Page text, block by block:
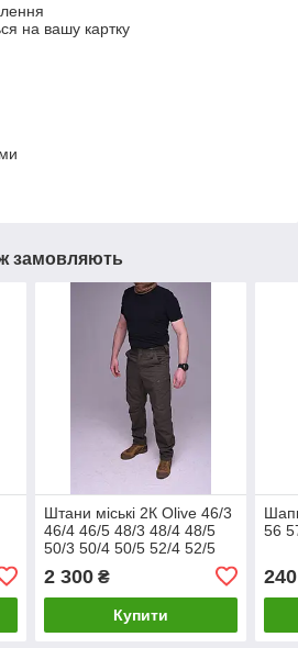
на вашу картку
замовляють
Штани міські 2К Olive 46/3
46/4 46/5 48/3 48/4 48/5
50/3 50/4 50/5 52/4 52/5
2 300₴
Купити
56
240